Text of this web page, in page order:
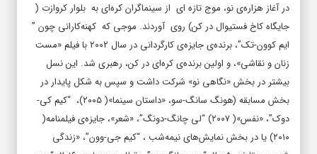
در آغاز هزاره‌ی نو، موج تازه ای از سینماگران کره‌ای به بلوار کروازت (
جایگاه کاخ فستیوال در کن) روی آوردند. موجی که کهنه‌کارانی چون ”
ایم کوون-تک”، برنده‌ی جایزه‌ی کارگردانی در سال ۲۰۰۲ با فیلم «مست
زنان و نقاشی»، و اولین برنده‌ی کره‌ای در کن، رهبری ‌شد. این نسل
بیشتر در بخش «نگاهی نو» شرکت داشت و سپس به‌ شکل پایدار در
بخش مسابقه (هونگ سانگ-سو، «داستان سینما»( ۲۰۰۵)، “کیم کی-
دوک”، «نفس»( ۲۰۰۷) “لی چانگ-دونگ”، «شعر»، جایزه‌ی فیلمنامه(
۲۰۱۰) یا در بخش نمایش‌های نیمه‌شب ، “کیم جی-وون”، «زندگی